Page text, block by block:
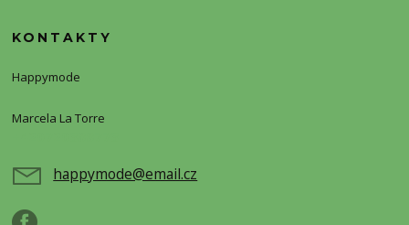
KONTAKTY
Happymode
Marcela La Torre
happymode@email.cz